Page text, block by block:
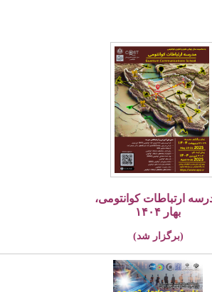
ارتباطات کوانتومی،
بهار ۱۴۰۴
(برگزار شد)